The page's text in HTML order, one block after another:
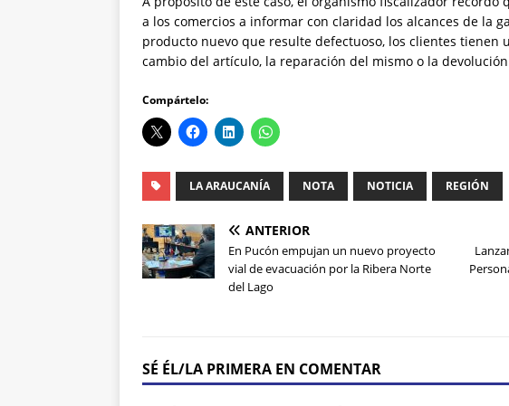
a los comercios a informar con claridad los alcances de la
producto nuevo que resulte defectuoso, los clientes tienen
cambio del artículo, la reparación del mismo o la
Compártelo:
LA ARAUCANÍA NOTA NOTICIA REGIÓN
ANTERIOR
En Pucón empujan un nuevo proyecto
vial de evacuación por la Ribera Norte
del Lago
SÉ ÉL/LA PRIMERA EN COMENTAR